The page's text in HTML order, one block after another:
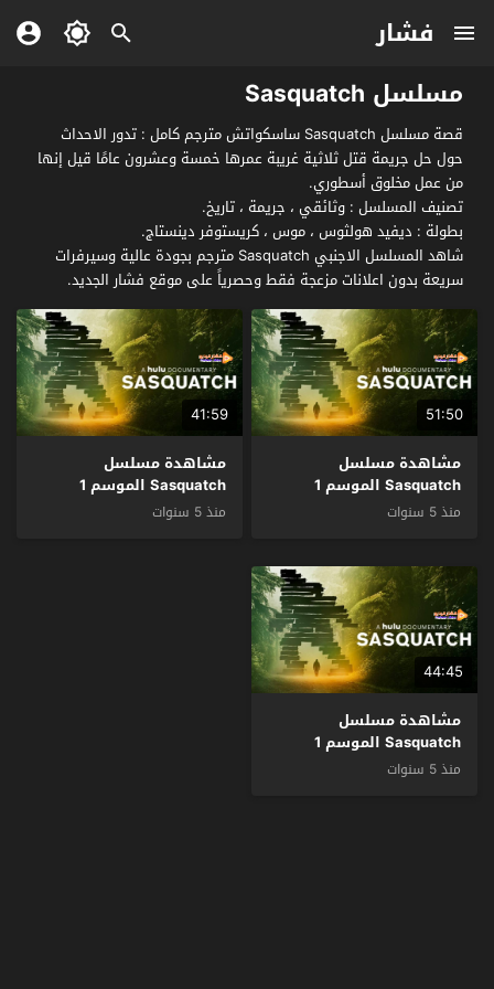
فشار
مسلسل Sasquatch
قصة مسلسل Sasquatch ساسكواتش مترجم كامل : تدور الاحداث
حول حل جريمة قتل ثلاثية غريبة عمرها خمسة وعشرون عامًا قيل إنها
من عمل مخلوق أسطوري.
تصنيف المسلسل : وثائقي ، جريمة ، تاريخ.
بطولة : ديفيد هولثوس ، موس ، كريستوفر دينستاج.
شاهد المسلسل الاجنبي Sasquatch مترجم بجودة عالية وسيرفرات
سريعة بدون اعلانات مزعجة فقط وحصرياً على موقع فشار الجديد.
51:50
مشاهدة مسلسل
Sasquatch الموسم 1
الحلقة 3 والاخيرة مترجم
منذ 5 سنوات
41:59
مشاهدة مسلسل
Sasquatch الموسم 1
الحلقة 2 مترجم
منذ 5 سنوات
44:45
مشاهدة مسلسل
Sasquatch الموسم 1
الحلقة 1 مترجم
منذ 5 سنوات